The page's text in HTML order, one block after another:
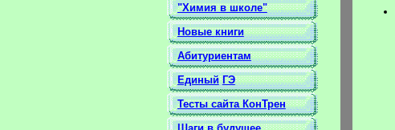
"Химия в школе"
Новыекниги
Абитуриентам
Единый ГЭ
Тесты сайта КонТрен